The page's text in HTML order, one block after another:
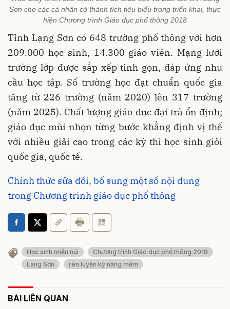
Sơn cho các cá nhân có thành tích tiêu biểu trong triển khai, thực
hiện Chương trình Giáo dục phổ thông 2018
Tỉnh Lạng Sơn có 648 trường phổ thông với hơn
209.000 học sinh, 14.300 giáo viên. Mạng lưới
trường lớp được sắp xếp tinh gọn, đáp ứng nhu
cầu học tập. Số trường học đạt chuẩn quốc gia
tăng từ 226 trường (năm 2020) lên 317 trường
(năm 2025). Chất lượng giáo dục đại trà ổn định;
giáo dục mũi nhọn từng bước khẳng định vị thế
với nhiều giải cao trong các kỳ thi học sinh giỏi
quốc gia, quốc tế.
Chính thức sửa đổi, bổ sung một số nội dung
trong Chương trình giáo dục phổ thông
Học sinh miền núi
Chương trình Giáo dục phổ thông 2018
Lạng Sơn
rèn luyện kỹ năng mềm
BÀI LIÊN QUAN